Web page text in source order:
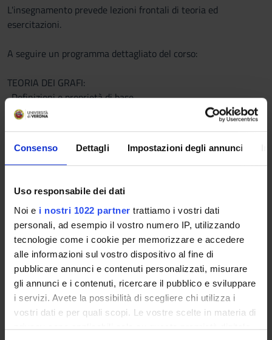
Consenso Dettagli Impostazioni degli annunci
Uso responsabile dei dati
Noi e i nostri 1022 partner trattiamo i vostri dati
personali, ad esempio il vostro numero IP, utilizzando
tecnologie come i cookie per memorizzare e accedere
alle informazioni sul vostro dispositivo al fine di
pubblicare annunci e contenuti personalizzati, misurare
gli annunci e i contenuti, ricercare il pubblico e sviluppare
i servizi. Avete la possibilità di scegliere chi utilizza i
vostri dati e per quali scopi. Le vostre scelte in materia di
privacy sono applicabili solo su questa proprietà digitale
L'insegnamento prevede lezioni frontali di teoria ed
esercitazioni.
A seguire un programma dettagliato del corso:
TEORIA DEI GRAFI:
-Definizioni e proprietà di base
-Matching in grafi bipartiti: Teorema di Konig, Teorema di Hall.
Matching in grafi arbitrari: Teorema di Tutte e Teorema di
Petersen.
-Connessione: teoremi di Menger.
-Grafi planari: Formula di Eulero e sue conseguenze, Teorema
di Kuratowski.
-Colorazioni: Teorema dei Quattro Colori, Teorema dei Cinque
Colori, Teorema di Brooks e di Vizing.
GEOMETRIA DISCRETA:
-Convessità, insiemi convessi, separazione, Lemma di Radon e
Teorema di Helly.
-Reticoli, Teorema di Minkowski. Teorema di Erdos-Szekeres.
-Intersezione di insiemi convessi, versione frazionaria del
teorema di Helly.
-Problema dell'immersione di spazi metrici finiti in spazi